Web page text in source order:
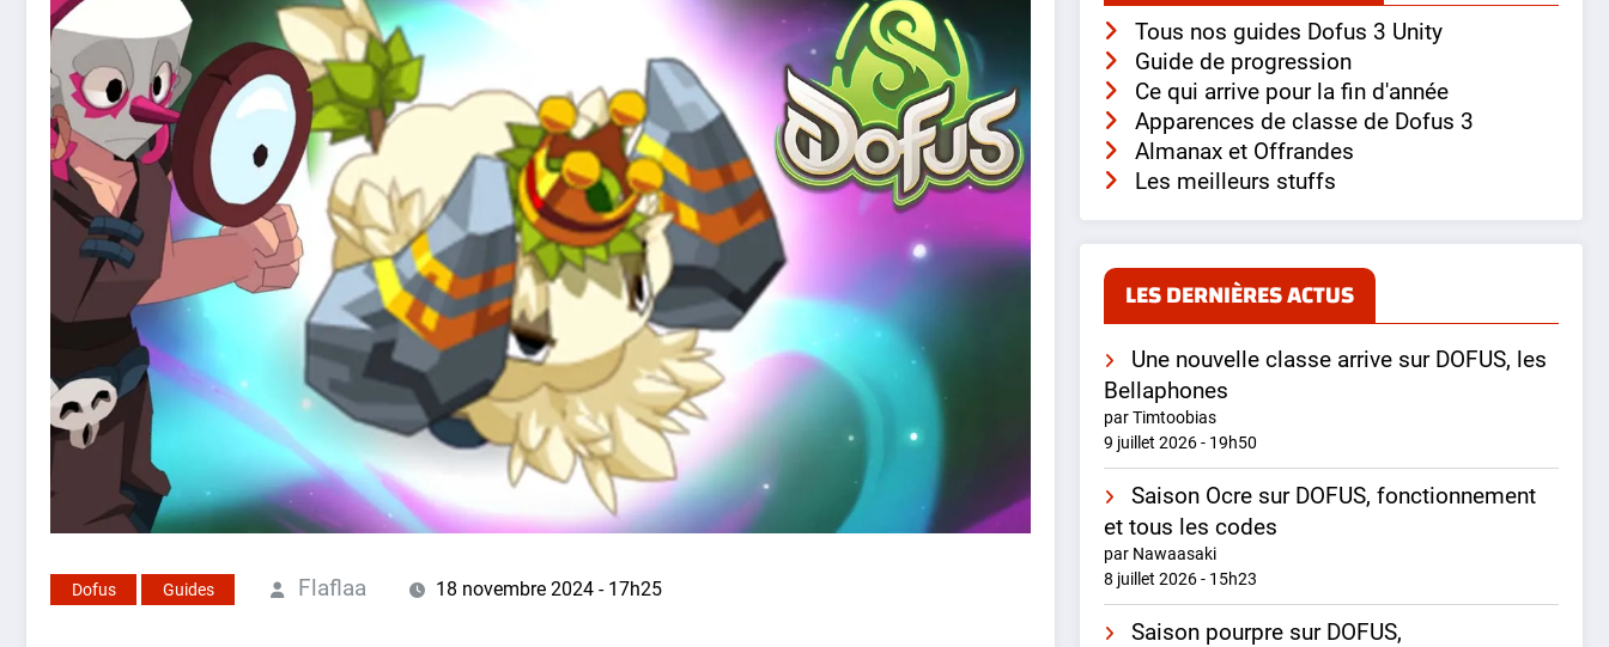
Dofus Guides Flaflaa 18 novembre 2024 - 17h25
Tous nos guides Dofus 3 Unity
Guide de progression
Ce qui arrive pour la fin d'année
Apparences de classe de Dofus 3
Almanax et Offrandes
Les meilleurs stuffs
LES DERNIÈRES ACTUS
Une nouvelle classe arrive sur DOFUS, les
Bellaphones
par Timtoobias
9 juillet 2026 - 19h50
Saison Ocre sur DOFUS, fonctionnement
et tous les codes
par Nawaasaki
8 juillet 2026 - 15h23
Saison pourpre sur DOFUS,